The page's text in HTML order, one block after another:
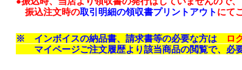
振込注文時の取引明細の領収書プリントアウト にて
※ インボイスの納品書、請求書等の必要な方は ロ
マイページご注文履歴より該当商品の閲覧で、必